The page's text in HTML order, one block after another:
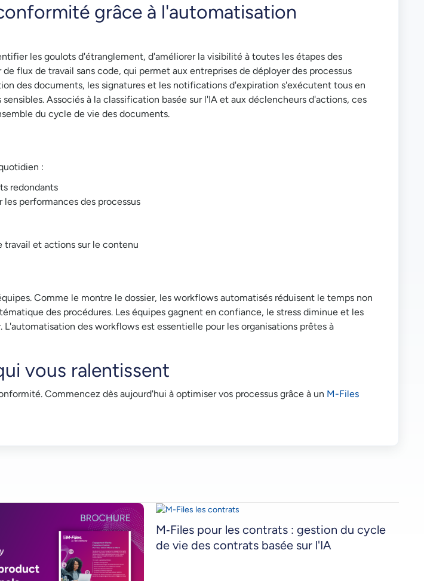
grâce à l'automatisation
les goulots d'étranglement, d'améliorer la visibilité à toutes les étapes des
flux de travail sans code, qui permet aux entreprises de déployer des processus
des documents, les signatures et les notifications d'expiration s'exécutent tous en
Associés à la classification basée sur l'IA et aux déclencheurs d'actions, ces
du cycle de vie des documents.
:
redondants
performances des processus
travail et actions sur le contenu
Comme le montre le dossier, les workflows automatisés réduisent le temps non
des procédures. Les équipes gagnent en confiance, le stress diminue et les
des workflows est essentielle pour les organisations prêtes à
vous ralentissent
Commencez dès aujourd'hui à optimiser vos processus grâce à un M-Files
M‑Files pour les contrats : gestion du cycle
de vie des contrats basée sur l'IA